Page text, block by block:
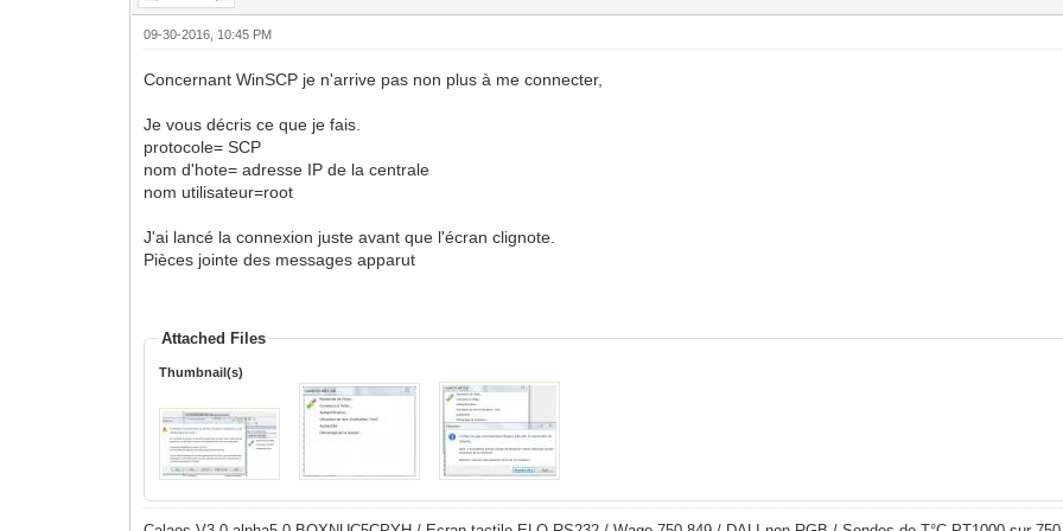
09-30-2016, 10:45 PM
Concernant WinSCP je n'arrive pas non plus à me connecter,
Je vous décris ce que je fais.
protocole= SCP
nom d'hote= adresse IP de la centrale
nom utilisateur=root
J'ai lancé la connexion juste avant que l'écran clignote.
Pièces jointe des messages apparut
Attached Files
Thumbnail(s)